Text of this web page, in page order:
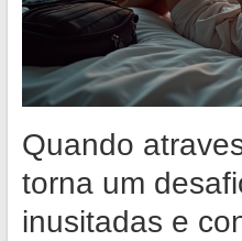
Quando
torna um
inusitadas e